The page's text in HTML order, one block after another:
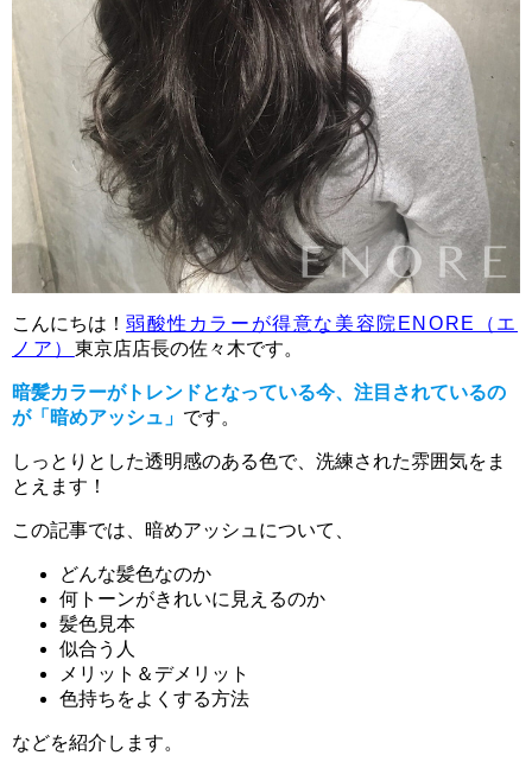
こんにちは！ 弱酸性カラーが得意な美容院ENORE（エ
ノア） 東京店店長の佐々木です。
暗髪カラーがトレンドとなっている今、注目されているの
が「暗めアッシュ」 です。
しっとりとした透明感のある色で、洗練された雰囲気をま
とえます！
この記事では、暗めアッシュについて、
どんな髪色なのか
何トーンがきれいに見えるのか
髪色見本
似合う人
メリット＆デメリット
色持ちをよくする方法
などを紹介します。